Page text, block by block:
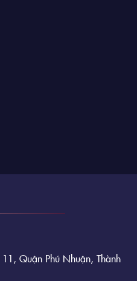
Quận Phú Nhuận, Thành